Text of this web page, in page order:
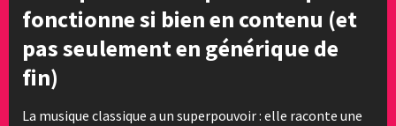
fonctionne si bien en contenu (et
pas seulement en générique de
fin)
La musique classique a un superpouvoir : elle raconte une